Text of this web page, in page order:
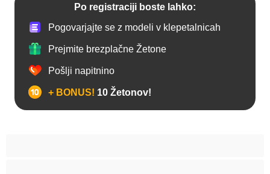
Po registraciji boste lahko:
Pogovarjajte se z modeli v klepetalnicah
Prejmite brezplačne Žetone
Pošlji napitnino
+ BONUS! 10 Žetonov!